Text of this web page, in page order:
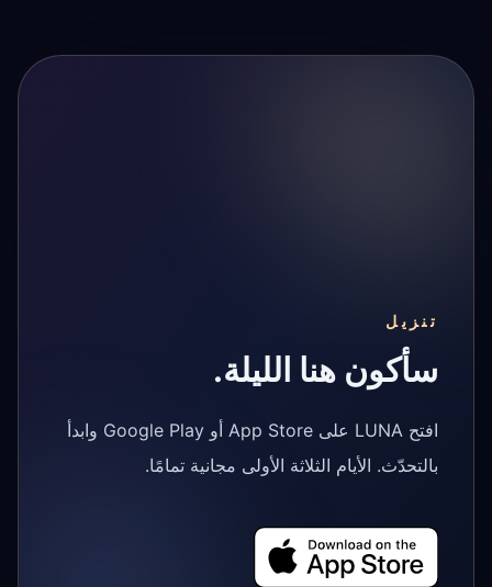
تنزيل
سأكون هنا الليلة.
افتح LUNA على App Store أو Google Play وابدأ
بالتحدّث. الأيام الثلاثة الأولى مجانية تمامًا.